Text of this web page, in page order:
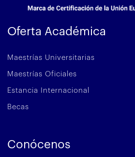
Oferta Académica
Maestrías Universitarias
Maestrías Oficiales
Estancia Internacional
Becas
Conócenos